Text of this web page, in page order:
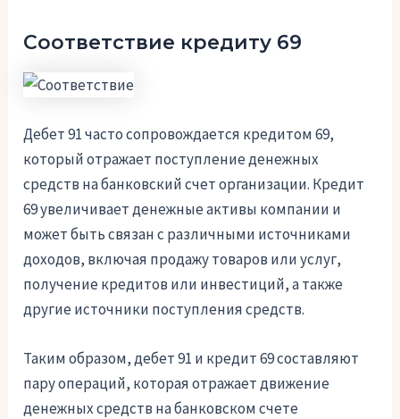
Соответствие кредиту 69
Дебет 91 часто сопровождается кредитом 69,
который отражает поступление денежных
средств на банковский счет организации. Кредит
69 увеличивает денежные активы компании и
может быть связан с различными источниками
доходов, включая продажу товаров или услуг,
получение кредитов или инвестиций, а также
другие источники поступления средств.
Таким образом, дебет 91 и кредит 69 составляют
пару операций, которая отражает движение
денежных средств на банковском счете